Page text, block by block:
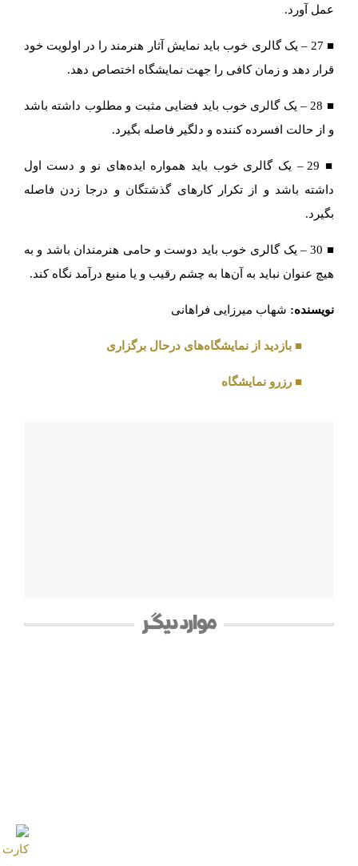
عمل آورد.
■ 27 – یک گالری خوب باید نمایش آثار هنرمند را در اولویت خود
قرار دهد و زمان کافی را جهت نمایشگاه اختصاص دهد.
■ 28 – یک گالری خوب باید فضایی مثبت و مطلوب داشته باشد
و از حالت افسرده کننده و دلگیر فاصله بگیرد.
■ 29 – یک گالری خوب باید همواره ایده‌های نو و دست اول
داشته باشد و از تکرار کارهای گذشتگان و درجا زدن فاصله
بگیرد.
■ 30 – یک گالری خوب باید دوست و حامی هنرمندان باشد و به
هیچ عنوان نباید به آن‌ها به چشم رقیب و یا منبع درآمد نگاه کند.
نویسنده: شهاب میرزایی فراهانی
■ بازدید از نمایشگاه‌های درحال برگزاری
■ رزرو نمایشگاه
موارد دیگر